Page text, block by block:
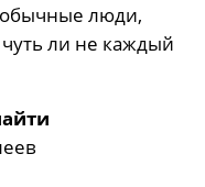
люди,
ли не каждый